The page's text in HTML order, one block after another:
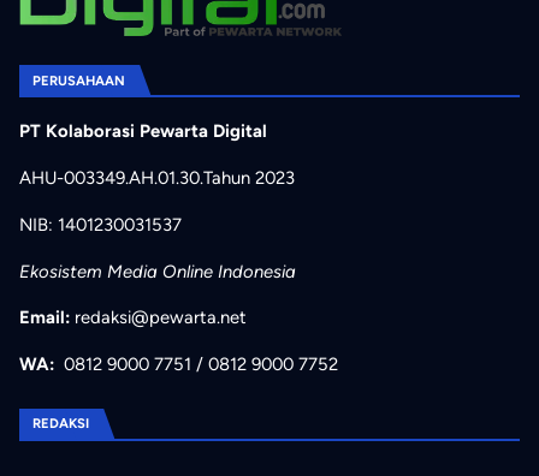
PERUSAHAAN
PT Kolaborasi Pewarta Digital
AHU-003349.AH.01.30.Tahun 2023
NIB: 1401230031537
Ekosistem Media Online Indonesia
Email: redaksi@pewarta.net
WA: 0812 9000 7751 / 0812 9000 7752
REDAKSI